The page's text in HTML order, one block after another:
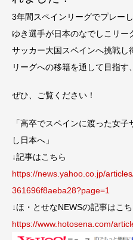
3年間スペインリーグでプレー
ゆき選手が日本のなでしこリー
サッカー大国スペインへ挑戦し
リーグへの移籍を通して目指す
ぜひ、ご覧ください！
「高卒でスペインに渡った女
し日本へ」
↓記事はこちら
https://news.yahoo.co.jp/
361696f8aeba28?page=1
↓ほ・とせなNEWSの記事はこち
https://www.hotosena.com/